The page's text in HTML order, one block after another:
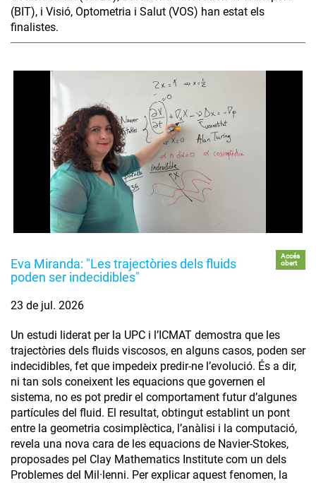
(BIT), i Visió, Optometria i Salut (VOS) han estat els
finalistes.
Eva Miranda: "Les trajectòries dels fluids
poden ser indecidibles"
Accés
obert
23 de jul. 2026
Un estudi liderat per la UPC i l’ICMAT demostra que les
trajectòries dels fluids viscosos, en alguns casos, poden ser
indecidibles, fet que impedeix predir-ne l’evolució. És a dir,
ni tan sols coneixent les equacions que governen el
sistema, no es pot predir el comportament futur d’algunes
partícules del fluid. El resultat, obtingut establint un pont
entre la geometria cosimplèctica, l’anàlisi i la computació,
revela una nova cara de les equacions de Navier-Stokes,
proposades pel Clay Mathematics Institute com un dels
Problemes del Mil·lenni. Per explicar aquest fenomen, la